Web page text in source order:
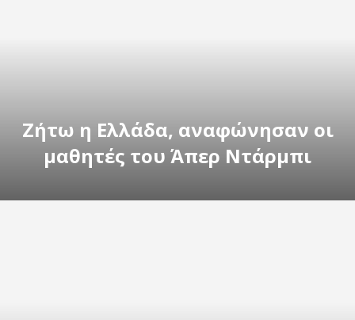
Ζήτω η Ελλάδα, αναφώνησαν οι
μαθητές του Άπερ Ντάρμπι